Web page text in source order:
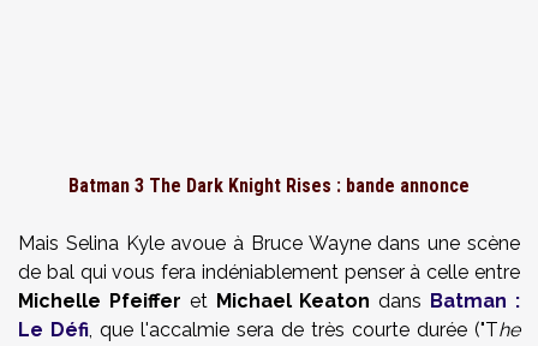
Batman 3 The Dark Knight Rises : bande annonce
Mais Selina Kyle avoue à Bruce Wayne dans une scène
de bal qui vous fera indéniablement penser à celle entre
Michelle Pfeiffer et Michael Keaton dans Batman :
Le Défi, que l'accalmie sera de très courte durée ("The